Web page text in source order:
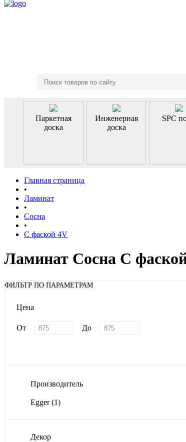
Паркетная
доска
Инженерная
доска
SPC
Главная страница
•
Ламинат
•
Сосна
•
С фаской 4V
Ламинат Сосна С
ФИЛЬТР ПО ПАРАМЕТРАМ
Цена
От До
Производитель
Egger(1)
Декор